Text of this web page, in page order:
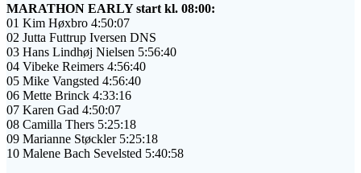
MARATHON EARLY start kl. 08:00:
01 Kim Høxbro 4:50:07
02 Jutta Futtrup Iversen DNS
03 Hans Lindhøj Nielsen 5:56:40
04 Vibeke Reimers 4:56:40
05 Mike Vangsted 4:56:40
06 Mette Brinck 4:33:16
07 Karen Gad 4:50:07
08 Camilla Thers 5:25:18
09 Marianne Støckler 5:25:18
10 Malene Bach Sevelsted 5:40:58